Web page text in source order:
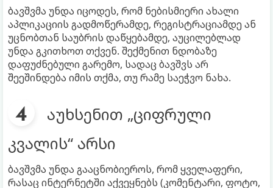
ბავშვმა უნდა იცოდეს, რომ ნებისმიერი ახალი
აპლიკაციის გადმოწერამდე, რეგისტრაციამდე ან
უცნობთან საუბრის დაწყებამდე, აუცილებლად
უნდა გკითხოთ თქვენ. შექმენით ნდობაზე
დაფუძნებული გარემო, სადაც ბავშვს არ
შეეშინდება იმის თქმა, თუ რამე საეჭვო ნახა.
აუხსენით „ციფრული
კვალის“ არსი
ბავშვმა უნდა გააცნობიეროს, რომ ყველაფერი,
რასაც ინტერნეტში აქვეყნებს (კომენტარი, ფოტო,